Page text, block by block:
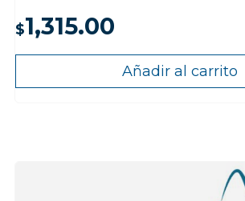
$1,315.00
Añadir al carrito